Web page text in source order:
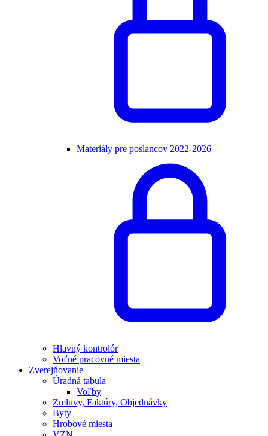
Materiály pre poslancov 2022-2026
Hlavný kontrolór
Voľné pracovné miesta
Zverejňovanie
Úradná tabula
Voľby
Zmluvy, Faktúry, Objednávky
Byty
Hrobové miesta